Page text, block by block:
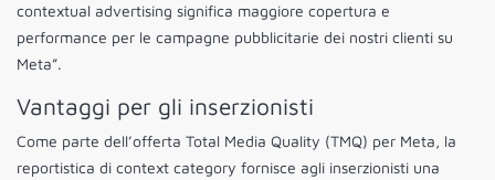
contextual advertising significa maggiore copertura e
performance per le campagne pubblicitarie dei nostri clienti su
Meta”.
Vantaggi per gli inserzionisti
Come parte dell’offerta Total Media Quality (TMQ) per Meta, la
reportistica di context category fornisce agli inserzionisti una